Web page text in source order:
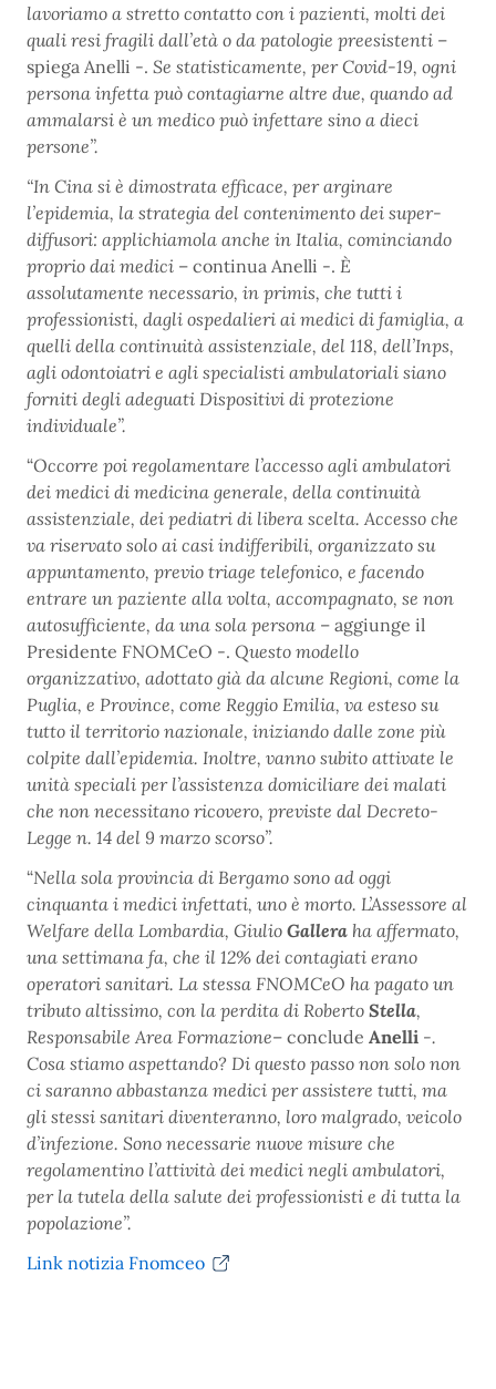
lavoriamo a stretto contatto con i pazienti, molti dei
quali resi fragili dall’età o da patologie preesistenti –
spiega Anelli -. Se statisticamente, per Covid-19, ogni
persona infetta può contagiarne altre due, quando ad
ammalarsi è un medico può infettare sino a dieci
persone”.
“In Cina si è dimostrata efficace, per arginare
l’epidemia, la strategia del contenimento dei super-
diffusori: applichiamola anche in Italia, cominciando
proprio dai medici – continua Anelli -. È
assolutamente necessario, in primis, che tutti i
professionisti, dagli ospedalieri ai medici di famiglia, a
quelli della continuità assistenziale, del 118, dell’Inps,
agli odontoiatri e agli specialisti ambulatoriali siano
forniti degli adeguati Dispositivi di protezione
individuale”.
“Occorre poi regolamentare l’accesso agli ambulatori
dei medici di medicina generale, della continuità
assistenziale, dei pediatri di libera scelta. Accesso che
va riservato solo ai casi indifferibili, organizzato su
appuntamento, previo triage telefonico, e facendo
entrare un paziente alla volta, accompagnato, se non
autosufficiente, da una sola persona – aggiunge il
Presidente FNOMCeO -. Questo modello
organizzativo, adottato già da alcune Regioni, come la
Puglia, e Province, come Reggio Emilia, va esteso su
tutto il territorio nazionale, iniziando dalle zone più
colpite dall’epidemia. Inoltre, vanno subito attivate le
unità speciali per l’assistenza domiciliare dei malati
che non necessitano ricovero, previste dal Decreto-
Legge n. 14 del 9 marzo scorso”.
“Nella sola provincia di Bergamo sono ad oggi
cinquanta i medici infettati, uno è morto. L’Assessore al
Welfare della Lombardia, Giulio Gallera ha affermato,
una settimana fa, che il 12% dei contagiati erano
operatori sanitari. La stessa FNOMCeO ha pagato un
tributo altissimo, con la perdita di Roberto Stella,
Responsabile Area Formazione– conclude Anelli -.
Cosa stiamo aspettando? Di questo passo non solo non
ci saranno abbastanza medici per assistere tutti, ma
gli stessi sanitari diventeranno, loro malgrado, veicolo
d’infezione. Sono necessarie nuove misure che
regolamentino l’attività dei medici negli ambulatori,
per la tutela della salute dei professionisti e di tutta la
popolazione”.
Link notizia Fnomceo